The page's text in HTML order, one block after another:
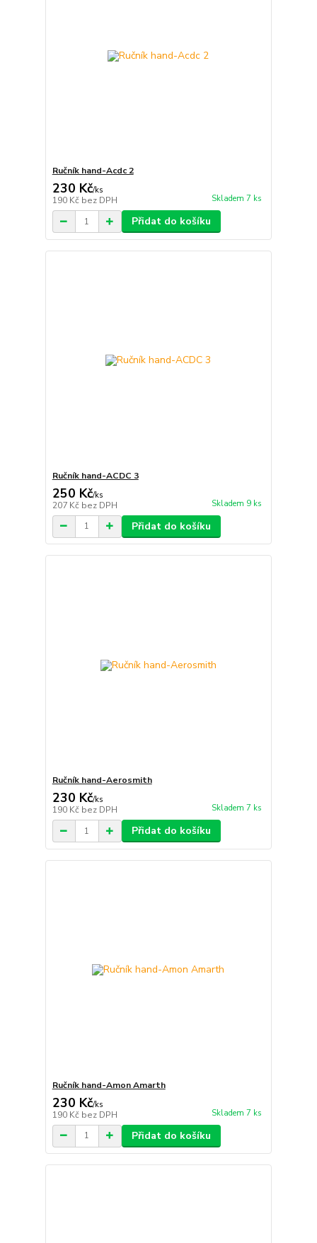
Ručník hand-Acdc 2
230 Kč/ks
190 Kč bez DPH Skladem 7 ks
Přidat do košíku
Ručník hand-ACDC 3
250 Kč/ks
207 Kč bez DPH Skladem 9 ks
Přidat do košíku
Ručník hand-Aerosmith
230 Kč/ks
190 Kč bez DPH Skladem 7 ks
Přidat do košíku
Ručník hand-Amon Amarth
230 Kč/ks
190 Kč bez DPH Skladem 7 ks
Přidat do košíku